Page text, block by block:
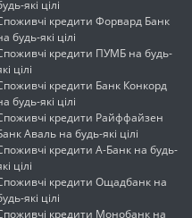
які цілі
кредити Форвард Банк
будь-які цілі
кредити ПУМБ на будь-
цілі
кредити Банк Конкорд
будь-які цілі
кредити Райффайзен
Аваль на будь-які цілі
кредити А-Банк на будь-
цілі
кредити Ощадбанк на
які цілі
кредити Монобанк на